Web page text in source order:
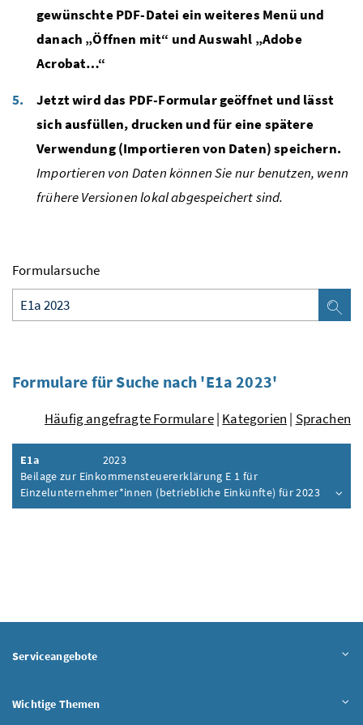
gewünschte PDF-Datei ein weiteres Menü und
danach „Öffnen mit“ und Auswahl „Adobe
Acrobat…“
Jetzt wird das PDF-Formular geöffnet und lässt
sich ausfüllen, drucken und für eine spätere
Verwendung (Importieren von Daten) speichern.
Importieren von Daten können Sie nur benutzen, wenn
frühere Versionen lokal abgespeichert sind.
Formularsuche
Formulare für Suche nach 'E1a 2023'
Häufig angefragte Formulare| Kategorien | Sprachen
E1a
2023
Beilage zur Einkommensteuererklärung E 1 für
Einzelunternehmer*innen (betriebliche Einkünfte) für 2023
Inhalt aufklappen
Serviceangebote
Wichtige Themen